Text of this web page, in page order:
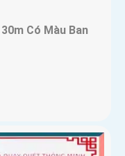
Có Màu Ban